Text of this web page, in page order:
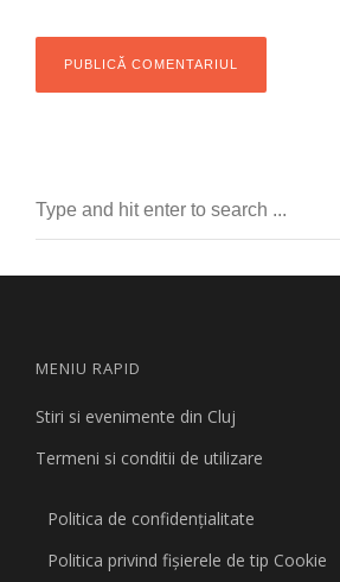
MENIU RAPID
Stiri si evenimente din Cluj
Termeni si conditii de utilizare
Politica de confidențialitate
Politica privind fişierele de tip Cookie